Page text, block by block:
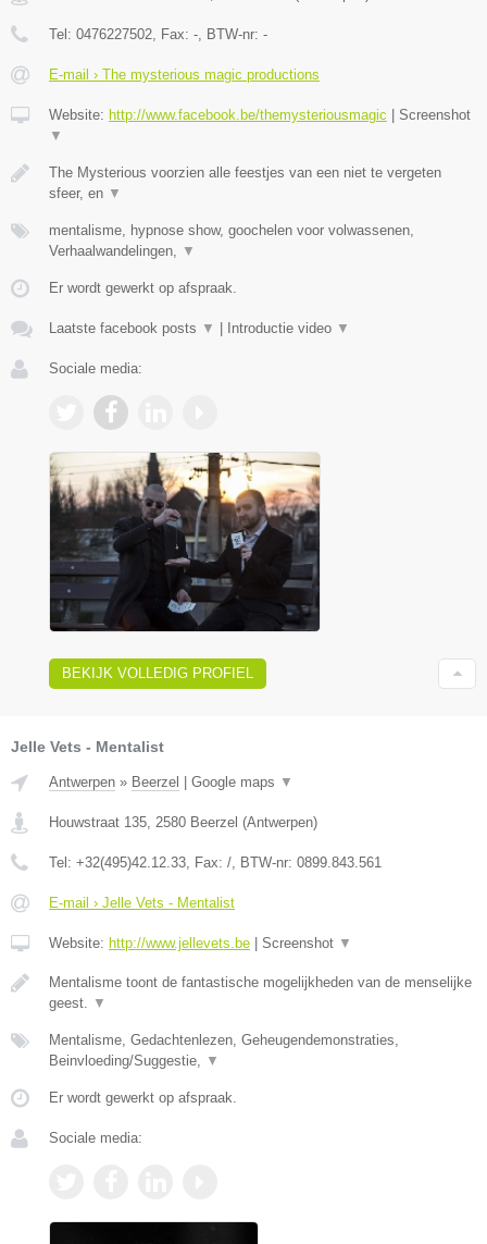
Tel: 0476227502 , Fax: - , BTW-nr: -
E-mail › The mysterious magic productions
Website: http://www.facebook.be/themysteriousmagic | Screenshot
▼
The Mysterious voorzien alle feestjes van een niet te vergeten
sfeer, en ▼
mentalisme, hypnose show, goochelen voor volwassenen,
Verhaalwandelingen,
▼
Er wordt gewerkt op afspraak.
Laatste facebook posts ▼ | Introductie video ▼
Sociale media:
BEKIJK VOLLEDIG PROFIEL
Jelle Vets - Mentalist
Antwerpen » Beerzel Google maps ▼
Houwstraat 135, 2580 Beerzel (Antwerpen)
Tel: +32(495)42.12.33, Fax: /, BTW-nr: 0899.843.561
E-mail › Jelle Vets - Mentalist
Website: http://www.jellevets.be Screenshot ▼
Mentalisme toont de fantastische mogelijkheden van de menselijke
geest. ▼
Mentalisme, Gedachtenlezen, Geheugendemonstraties,
Beinvloeding/Suggestie, ▼
Er wordt gewerkt op afspraak.
Sociale media: